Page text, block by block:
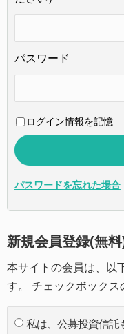
パスワード
ログイン情報を記憶
パスワードを忘れた場合
新規会員登録(無料
本サイトの会員は、以
す。 チェックボックス
私は、公募投資信託